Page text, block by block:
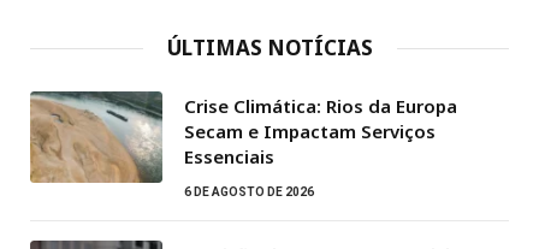
ÚLTIMAS NOTÍCIAS
Crise Climática: Rios da Europa
Secam e Impactam Serviços
Essenciais
6 DE AGOSTO DE 2026